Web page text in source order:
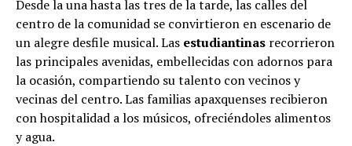
Desde la una hasta las tres de la tarde, las calles del
centro de la comunidad se convirtieron en escenario de
un alegre desfile musical. Las estudiantinas recorrieron
las principales avenidas, embellecidas con adornos para
la ocasión, compartiendo su talento con vecinos y
vecinas del centro. Las familias apaxquenses recibieron
con hospitalidad a los músicos, ofreciéndoles alimentos
y agua.